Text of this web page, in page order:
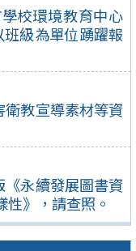
校環境教育中心
級為單位踴躍報
教宣導素材等資
永續發展圖書資
》，請查照。